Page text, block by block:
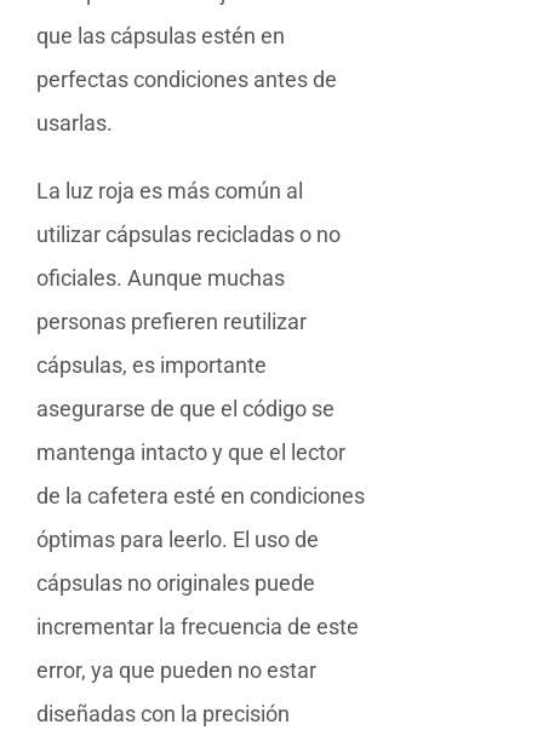
que las cápsulas estén en
perfectas condiciones antes de
usarlas.
La luz roja es más común al
utilizar cápsulas recicladas o no
oficiales. Aunque muchas
personas prefieren reutilizar
cápsulas, es importante
asegurarse de que el código se
mantenga intacto y que el lector
de la cafetera esté en condiciones
óptimas para leerlo. El uso de
cápsulas no originales puede
incrementar la frecuencia de este
error, ya que pueden no estar
diseñadas con la precisión